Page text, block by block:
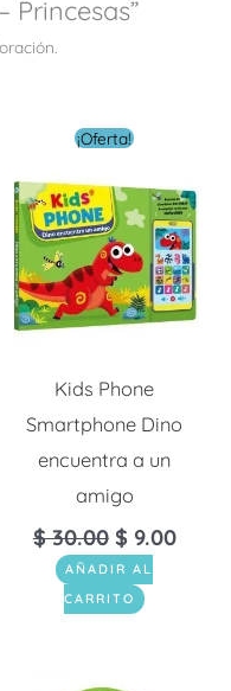
Princesas”
¡Oferta!
Kids Phone
Smartphone Dino
encuentra a un
amigo
$30.00
El
original
era:
$ 30.00.
$ 9.00
es:
$
AÑADIR AL
CARRITO